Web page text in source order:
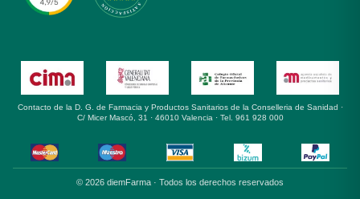
Contacto de la D. G. de Farmacia y Productos Sanitarios de la Conselleria de Sanidad ·
C/ Micer Mascó, 31 · 46010 Valencia · Tel. 961 928 000
© 2026 diemFarma · Todos los derechos reservados